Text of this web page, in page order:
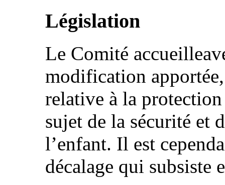
Législation
Le Comité
modification
relative à la
sujet de la sécurité et
l’enfant. Il est
décalage qui subsiste